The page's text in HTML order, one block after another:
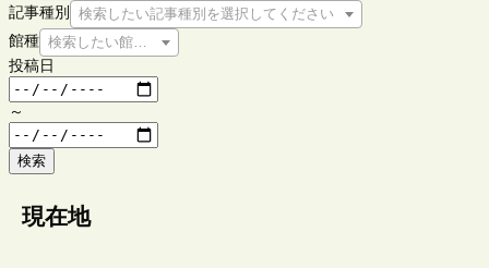
記事種別
検索したい記事種別を選択してください
館種 検索したい館種を選択してください
投稿日
～
検索
現在地